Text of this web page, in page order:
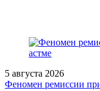
5 августа 2026
Феномен ремиссии